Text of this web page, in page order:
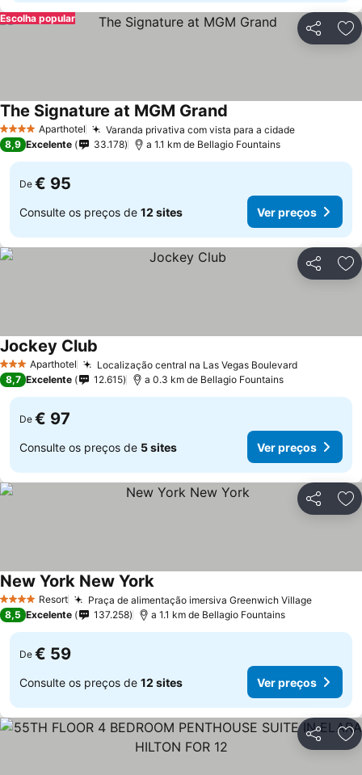
Partilhar
Escolha popular
4 EstrelasAparthotel Varanda privativa com vista para a cidade
The Signature at MGM Grand
8,9 Excelente 33.178 a 1.1 km de Bellagio Fountains
De € 95
Consulte os preços de 12 sites Ver preços
Partilhar
3 EstrelasAparthotel Localização central na Las Vegas Boulevard
Jockey Club
8,7 Excelente 12.615 a 0.3 km de Bellagio Fountains
De € 97
Consulte os preços de 5 sites Ver preços
Partilhar
4 EstrelasResort Praça de alimentação imersiva Greenwich Village
New York New York
8,5 Excelente 137.258 a 1.1 km de Bellagio Fountains
De € 59
Consulte os preços de 12 sites Ver preços
Partilhar